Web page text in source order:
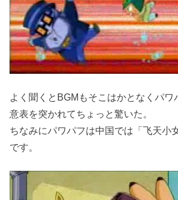
よく聞くとBGMもそこはかとなくパワ
意表を突かれてちょっと驚いた。
ちなみにパワパフは中国では「飞天小
です。